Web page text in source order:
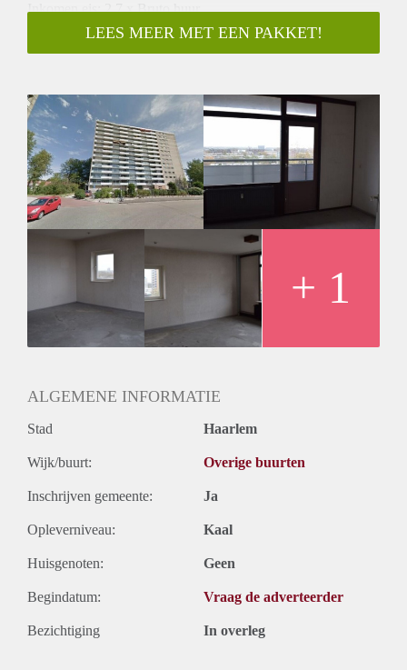
Inkomen eis: 2,7 x Bruto huur
Garantiestelling mogelijk: Ja
Borg: 1 Maand
Huisdieren toegestaan: Afhankelijk van de Eigenaar
Huurtoeslag grens: Nee
Geschikt voor studenten: Afhankelijk van de Eigenaar
LEES MEER MET EEN PAKKET!
+ 1
ALGEMENE INFORMATIE
Stad Haarlem
Wijk/buurt: Overige buurten
Inschrijven gemeente: Ja
Opleverniveau: Kaal
Huisgenoten: Geen
Begindatum: Vraag de adverteerder
Bezichtiging In overleg